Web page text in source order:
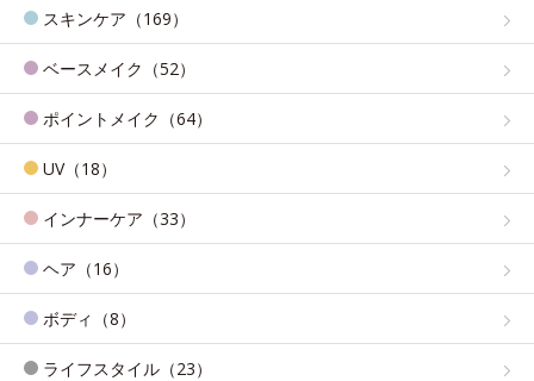
スキンケア（169）
ベースメイク（52）
ポイントメイク（64）
UV（18）
インナーケア（33）
ヘア（16）
ボディ（8）
ライフスタイル（23）